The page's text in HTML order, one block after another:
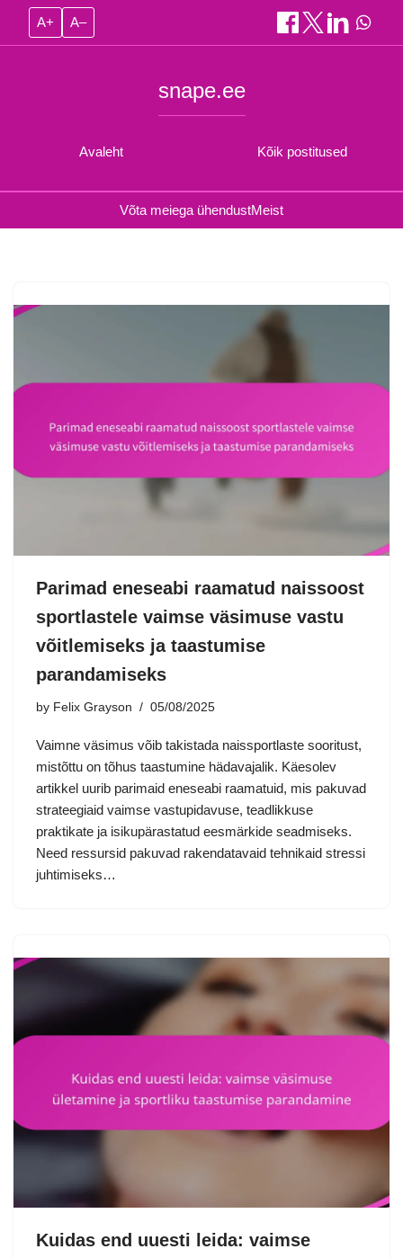
A+ A–
Avaleht
snape.ee
Kõik postitused
Võta meiega ühendustMeist
Parimad eneseabi raamatud naissoost
sportlastele vaimse väsimuse vastu
võitlemiseks ja taastumise
parandamiseks
by Felix Grayson 05/08/2025
Vaimne väsimus võib takistada naissportlaste sooritust,
mistõttu on tõhus taastumine hädavajalik. Käesolev
artikkel uurib parimaid eneseabi raamatuid, mis pakuvad
strateegiaid vaimse vastupidavuse, teadlikkuse
praktikate ja isikupärastatud eesmärkide seadmiseks.
Need ressursid pakuvad rakendatavaid tehnikaid stressi
juhtimiseks…
Kuidas end uuesti leida: vaimse